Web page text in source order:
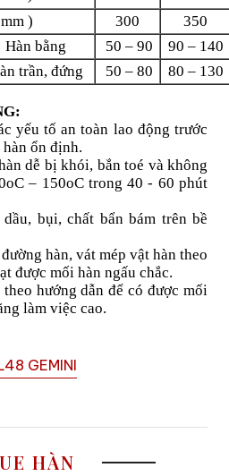
)
300
350
Hàn bằng 50 – 90
90 – 140
trần, đứng
50 – 80 80 – 130
yếu tố an toàn lao động trước
ổn định.
dễ bị khói, bắn toé và không
– 150oC trong 40 - 60 phút
bụi, chất bẩn bám trên bề
hàn, vát mép vật hàn theo
được mối hàn ngấu chắc.
hướng dẫn để có được mối
làm việc cao.
GEMINI
HÀN